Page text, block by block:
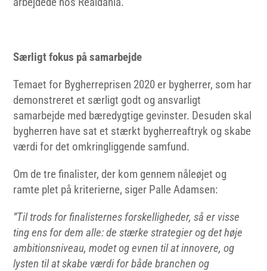
Særligt fokus på samarbejde
Temaet for Bygherreprisen 2020 er bygherrer, som har
demonstreret et særligt godt og ansvarligt
samarbejde med bæredygtige gevinster. Desuden skal
bygherren have sat et stærkt bygherreaftryk og skabe
værdi for det omkringliggende samfund.
Om de tre finalister, der kom gennem nåleøjet og
ramte plet på kriterierne, siger Palle Adamsen:
”Til trods for finalisternes forskelligheder, så er visse
ting ens for dem alle: de stærke strategier og det høje
ambitionsniveau, modet og evnen til at innovere, og
lysten til at skabe værdi for både branchen og